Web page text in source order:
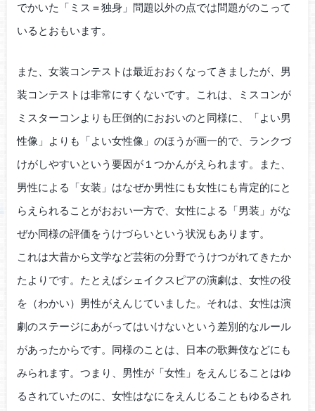
でかいた「ミス＝独身」問題以外の点では問題がのこって
いるとおもいます。
また、女装コンテストは最近おおくなってきましたが、男
装コンテストは非常にすくないです。これは、ミスコンが
ミスターコンよりも圧倒的におおいのと同様に、「よい男
性像」よりも「よい女性像」のほうが画一的で、ランクづ
けがしやすいという要因が１つかんがえられます。また、
男性による「女装」はなぜか男性にも女性にも肯定的にと
らえられることがおおい一方で、女性による「男装」がな
ぜか同様の評価をうけづらいという状況もあります。
これは大昔から文学など芸術の分野でうけつがれてきたか
たよりです。たとえばシェイクスピアの演劇は、女性の役
を（わかい）男性がえんじていました。それは、女性は演
劇のステージにあがってはいけないという差別的なルール
があったからです。同様のことは、日本の歌舞伎などにも
みられます。つまり、男性が「女性」をえんじることはゆ
るされていたのに、女性はなにをえんじることもゆるされ